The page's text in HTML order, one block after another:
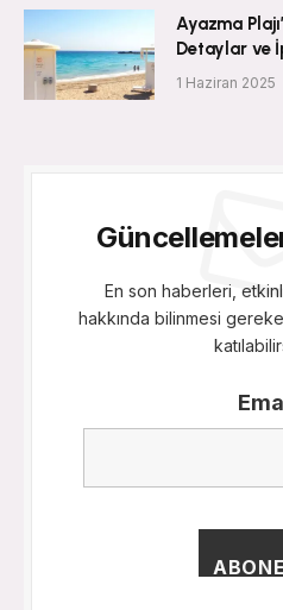
Ayazma
Detaylar ve
1 Haziran 2025
En son haberleri,
hakkında bilinmesi